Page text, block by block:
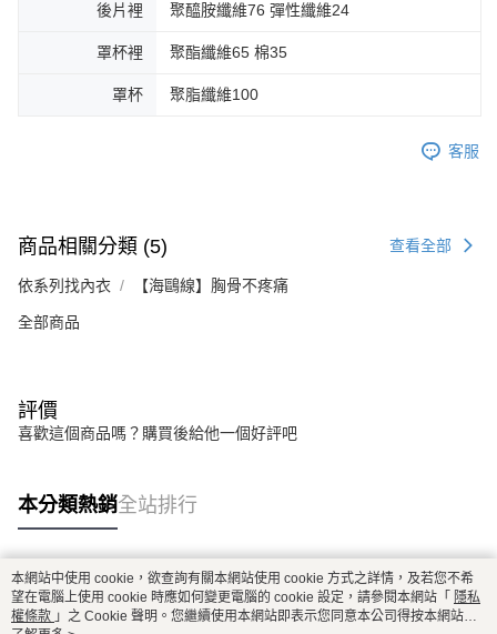
後片裡 聚醯胺纖維76 彈性纖維24
罩杯裡 聚酯纖維65 棉35
罩杯 聚脂纖維100
客服
商品相關分類 (5) 查看全部
依系列找內衣 【海鷗線】胸骨不疼痛
全部商品
評價
喜歡這個商品嗎？購買後給他一個好評吧
本分類熱銷全站排行
熱門標籤
本網站中使用 cookie，欲查詢有關本網站使用 cookie 方式之詳情，及若您不希
望在電腦上使用 cookie 時應如何變更電腦的 cookie 設定，請參閱本網站「 隱私
權條款 」之 Cookie 聲明。您繼續使用本網站即表示您同意本公司得按本網站使